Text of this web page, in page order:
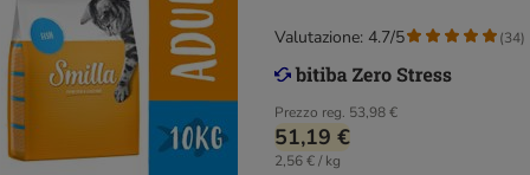
Prezzo reg. 53,98 €
51,19 €
2,56 € / kg
Valutazione: 4.7/5 (34)